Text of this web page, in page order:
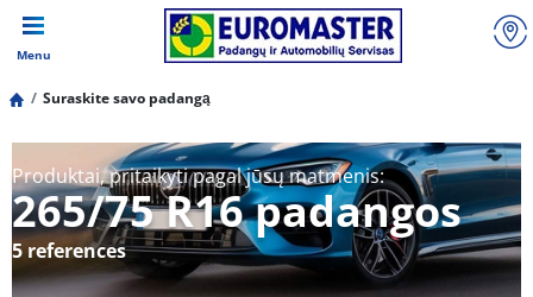
Menu
Suraskite savo padangą
Produktai, pritaikyti pagal jūsų matmenis:
265/75 R16 padangos
5 references